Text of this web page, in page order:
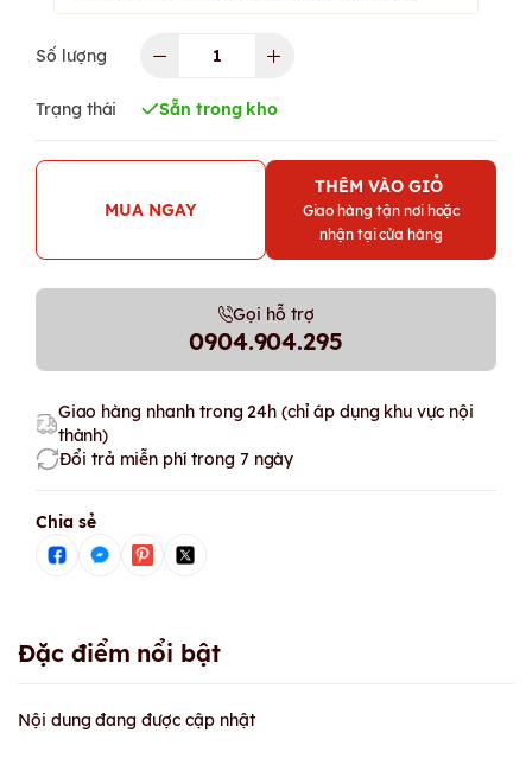
Số lượng
Trạng thái Sẵn trong kho
MUA NGAY
THÊM VÀO GIỎ
Giao hàng tận nơi hoặc
nhận tại cửa hàng
Gọi hỗ trợ
0904.904.295
Giao hàng nhanh trong 24h (chỉ áp dụng khu vực nội
thành)
Đổi trả miễn phí trong 7 ngày
Chia sẻ
Đặc điểm nổi bật
Nội dung đang được cập nhật